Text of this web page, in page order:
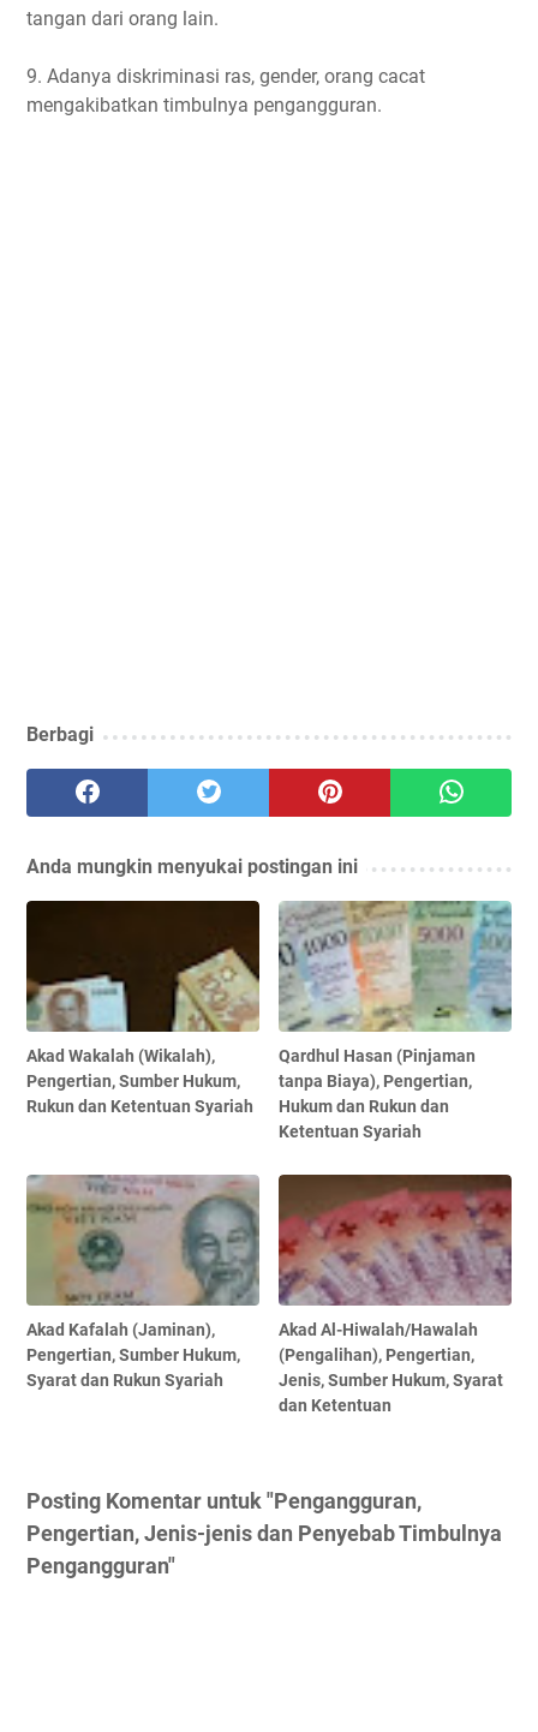
tangan dari orang lain.
9. Adanya diskriminasi ras, gender, orang cacat
mengakibatkan timbulnya pengangguran.
Berbagi
Anda mungkin menyukai postingan ini
Akad Wakalah (Wikalah),
Pengertian, Sumber Hukum,
Rukun dan Ketentuan Syariah
Qardhul Hasan (Pinjaman
tanpa Biaya), Pengertian,
Hukum dan Rukun dan
Ketentuan Syariah
Akad Kafalah (Jaminan),
Pengertian, Sumber Hukum,
Syarat dan Rukun Syariah
Akad Al-Hiwalah/Hawalah
(Pengalihan), Pengertian,
Jenis, Sumber Hukum, Syarat
dan Ketentuan
Posting Komentar untuk "Pengangguran,
Pengertian, Jenis-jenis dan Penyebab Timbulnya
Pengangguran"